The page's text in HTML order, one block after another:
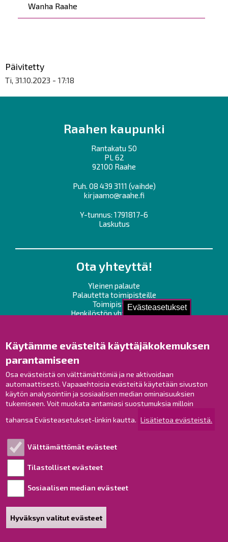
Evästeasetukset
Käytämme evästeitä käyttäjäkokemuksen
parantamiseen
Osa evästeistä on välttämättömiä ja ne aktivoidaan
automaattisesti. Vapaaehtoisia evästeitä käytetään sivuston
käytön analysointiin ja sosiaalisen median ominaisuuksien
tukemiseen. Voit muokata antamiasi suostumuksia milloin
tahansa Evästeasetukset-linkin kautta. Lisätietoa evästeistä.
Välttämättömät evästeet
Tilastolliset evästeet
Sosiaalisen median evästeet
Hyväksyn valitut evästeet
Wanha Raahe
Päivitetty
Ti, 31.10.2023 - 17:18
Raahen kaupunki
Rantakatu 50
PL 62
92100 Raahe
Puh. 08 439 3111 (vaihde)
kirjaamo@raahe.fi
Y-tunnus: 1791817-6
Laskutus
Ota yhteyttä!
Yleinen palaute
Palautetta toimipisteille
Toimipisteet
Henkilöstön yhteystiedot
Raahe Facebookissa
Raahe Instagramissa
Raahe LinkedInissä
Raahe YouTubessa
Esityslistat ja pöytäkirjat
Viranhaltijapäätökset
Saavutettavuusseloste